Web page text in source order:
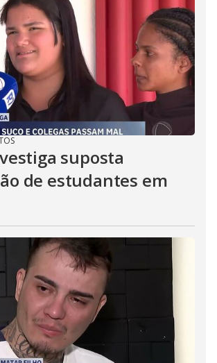
suposta
de estudantes em